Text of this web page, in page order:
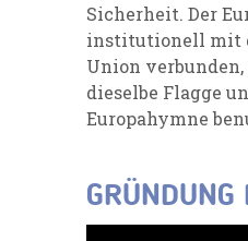
Sicherheit. Der
institutionell mit
Union
dieselbe Flagge
Europahymne
GRÜNDUNG